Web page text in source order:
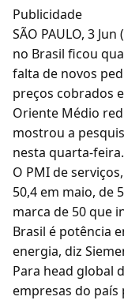
Publicidade
SÃO PAULO, 3
no Brasil ficou
falta de novos
preços cobrados
Oriente Médio
mostrou a
nesta quarta-feira.
O PMI de
50,4 em maio, de
marca de 50 que
Brasil é potência
energia, diz
Para head global
empresas do